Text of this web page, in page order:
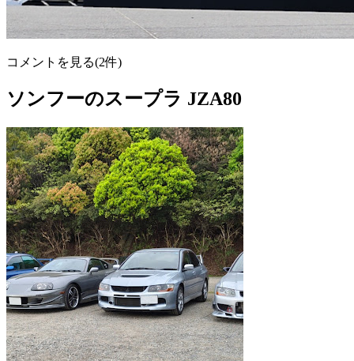
コメントを見る(2件)
ソンフーのスープラ JZA80